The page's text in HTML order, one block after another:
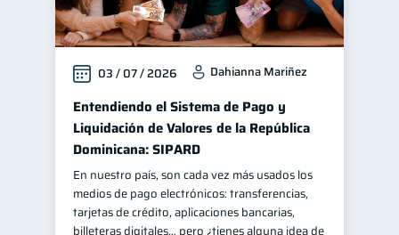
Control de deudas 30
Finanzas familiares 25
Inclusión financiera 22
Bienestar financiero 22
Seguridad financiera 13
Salud financiera
Productos financieros 11
Organización Financiera 10
03 / 07 / 2026 Dahianna Mariñez
Entendiendo el Sistema de Pago y
Liquidación de Valores de la República
Dominicana: SIPARD
En nuestro país, son cada vez más usados los
medios de pago electrónicos: transferencias,
tarjetas de crédito, aplicaciones bancarias,
billeteras digitales… pero ¿tienes alguna idea de